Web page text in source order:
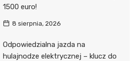
1500 euro!
8 sierpnia, 2026
Odpowiedzialna jazda na
hulajnodze elektrycznej – klucz do